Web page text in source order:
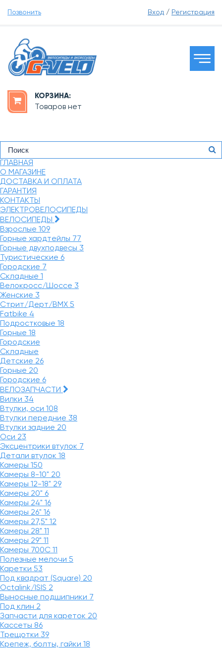
Позвонить Вход / Регистрация
КОРЗИНА:
Товаров нет
ГЛАВНАЯ
О МАГАЗИНЕ
ДОСТАВКА И ОПЛАТА
ГАРАНТИЯ
КОНТАКТЫ
ЭЛЕКТРОВЕЛОСИПЕДЫ
ВЕЛОСИПЕДЫ
Взрослые 109
Горные хардтейлы 77
Горные двухподвесы 3
Туристические 6
Городские 7
Складные 1
Велокросс/Шоссе 3
Женские 3
Стрит/Дерт/BMX 5
Fatbike 4
Подростковые 18
Горные 18
Городские
Складные
Детские 26
Горные 20
Городские 6
ВЕЛОЗАПЧАСТИ
Вилки 34
Втулки, оси 108
Втулки передние 38
Втулки задние 20
Оси 23
Эксцентрики втулок 7
Детали втулок 18
Камеры 150
Камеры 8-10" 20
Камеры 12-18" 29
Камеры 20" 6
Камеры 24" 16
Камеры 26" 16
Камеры 27,5" 12
Камеры 28" 11
Камеры 29" 11
Камеры 700C 11
Полезные мелочи 5
Каретки 53
Под квадрат (Square) 20
Octalink/ISIS 2
Выносные подшипники 7
Под клин 2
Запчасти для кареток 20
Кассеты 86
Трещотки 39
Крепеж, болты, гайки 18